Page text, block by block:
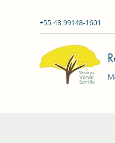
+55 48 99148-1601